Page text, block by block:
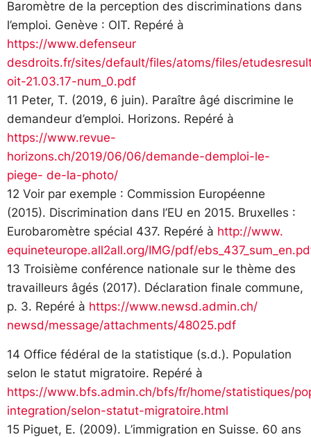
Baromètre de la perception des discriminations dans
l’emploi. Genève : OIT. Repéré à
https://www.defenseur
desdroits.fr/sites/default/files/atoms/files/
oit-21.03.17-num_0.pdf
11 Peter, T. (2019, 6 juin). Paraître âgé discrimine le
demandeur d’emploi. Horizons. Repéré à
https://www.revue-
horizons.ch/2019/06/06/demande-demploi-le-
piege- de-la-photo/
12 Voir par exemple : Commission Européenne
(2015). Discrimination dans l’EU en 2015. Bruxelles :
Eurobaromètre spécial 437. Repéré à http://www.
equineteurope.all2all.org/IMG/pdf/
13 Troisième conférence nationale sur le thème des
travailleurs âgés (2017). Déclaration finale commune,
p. 3. Repéré à https://www.newsd.admin.ch/
newsd/message/attachments/48025.pdf
14 Office fédéral de la statistique (s.d.). Population
selon le statut migratoire. Repéré à
https://www.bfs.admin.ch/bfs/fr/home/statistiques/
integration/selon-statut-migratoire.html
15 Piguet, E. (2009). L’immigration en Suisse. 60 ans